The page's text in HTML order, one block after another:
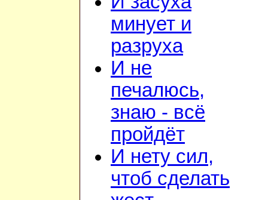
минует и
разруха
И не
печалюсь,
знаю - всё
пройдёт
И нету сил,
чтоб сделать